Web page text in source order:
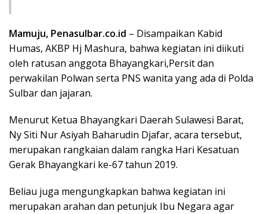
Mamuju, Penasulbar.co.id – Disampaikan Kabid
Humas, AKBP Hj Mashura, bahwa kegiatan ini diikuti
oleh ratusan anggota Bhayangkari,Persit dan
perwakilan Polwan serta PNS wanita yang ada di Polda
Sulbar dan jajaran.
Menurut Ketua Bhayangkari Daerah Sulawesi Barat,
Ny Siti Nur Asiyah Baharudin Djafar, acara tersebut,
merupakan rangkaian dalam rangka Hari Kesatuan
Gerak Bhayangkari ke-67 tahun 2019.
Beliau juga mengungkapkan bahwa kegiatan ini
merupakan arahan dan petunjuk Ibu Negara agar